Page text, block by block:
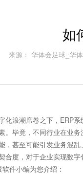
如
来源： 华体会足球_华
浪潮席卷之下，ERP系
。毕竟，不同行业在业
，甚至可能引发业务混
合度，对于企业实现数
件小编为您介绍：